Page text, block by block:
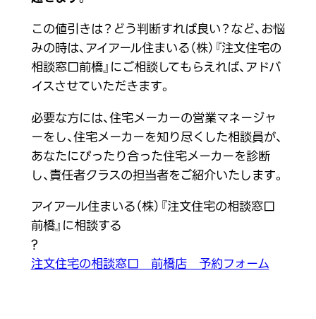
この値引きは？どう判断すれば良い？など、お悩
みの時は、アイアール住まいる（株）『注文住宅の
相談窓口前橋』にご相談してもらえれば、アドバ
イスさせていただきます。
必要な方には、住宅メーカーの営業マネージャ
ーをし、住宅メーカーを知り尽くした相談員が、
あなたにぴったり合った住宅メーカーを診断
し、責任者クラスの担当者をご紹介いたします。
アイアール住まいる（株）『注文住宅の相談窓口
前橋』に相談する
?
注文住宅の相談窓口 前橋店 予約フォーム